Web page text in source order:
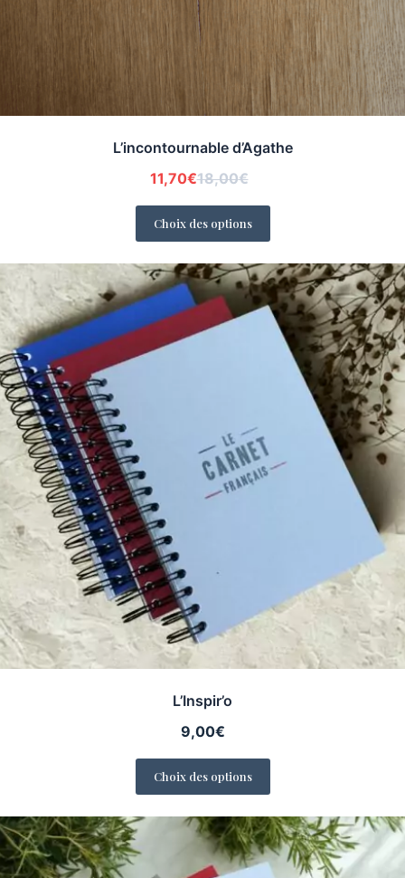
L’incontournable d’Agathe
18,00€
Le
prix
initial
18,00€.
11,70€ Le
prix
actuel
11,70€.
Choix des options
L’Inspir’o
9,00€
Choix des options